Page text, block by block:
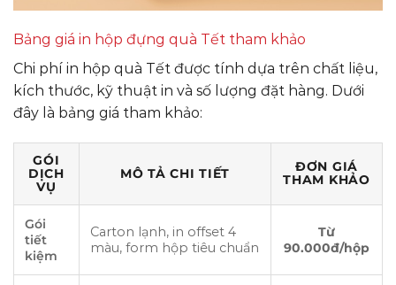
Bảng giá in hộp đựng quà Tết tham khảo
Chi phí in hộp quà Tết được tính dựa trên chất liệu,
kích thước, kỹ thuật in và số lượng đặt hàng. Dưới
đây là bảng giá tham khảo:
GÓI
DỊCH
VỤ
MÔ TẢ CHI TIẾT
ĐƠN GIÁ
THAM KHẢO
Gói
tiết
kiệm
Carton lạnh, in offset 4
màu, form hộp tiêu chuẩn
Từ
90.000đ/hộp